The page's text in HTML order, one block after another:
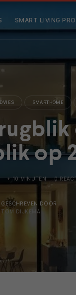
SMART LIVING
SMARTHOME
op
+ 10 MINUTEN 0
GESCHREVEN DOOR
TOM DIJKEMA